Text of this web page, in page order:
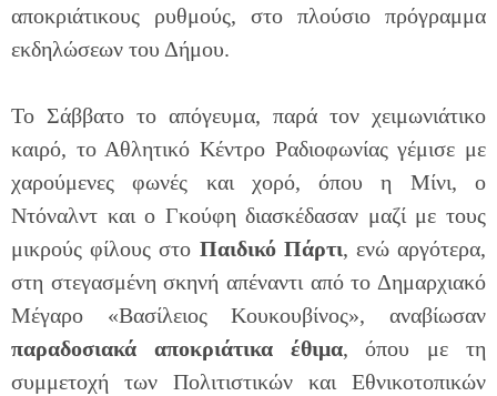
αποκριάτικους ρυθμούς, στο πλούσιο πρόγραμμα
εκδηλώσεων του Δήμου.
Το Σάββατο το απόγευμα, παρά τον χειμωνιάτικο
καιρό, το Αθλητικό Κέντρο Ραδιοφωνίας γέμισε με
χαρούμενες φωνές και χορό, όπου η Μίνι, ο
Ντόναλντ και ο Γκούφη διασκέδασαν μαζί με τους
μικρούς φίλους στο Παιδικό Πάρτι, ενώ αργότερα,
στη στεγασμένη σκηνή απέναντι από το Δημαρχιακό
Μέγαρο «Βασίλειος Κουκουβίνος», αναβίωσαν
παραδοσιακά αποκριάτικα έθιμα, όπου με τη
συμμετοχή των Πολιτιστικών και Εθνικοτοπικών